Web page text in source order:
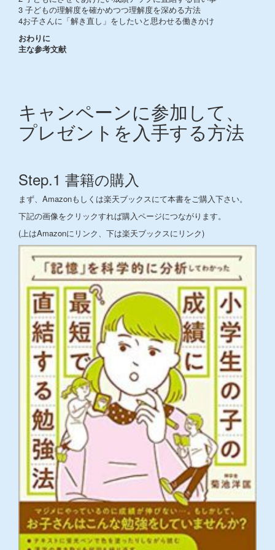
3 子どもの理解度を確かめつつ理解度を深める方法
4お子さんに「解き直し」をしたいと思わせる働きかけ
おわりに
主な参考文献
キャンペーンに参加して、
プレゼントを入手する方法
Step.1 書籍の購入
まず、Amazonもしくは楽天ブックスにて本書をご購入下さい。
下記の画像をクリックすれば購入ページにつながります。
(上はAmazonにリンク、下は楽天ブックスにリンク)